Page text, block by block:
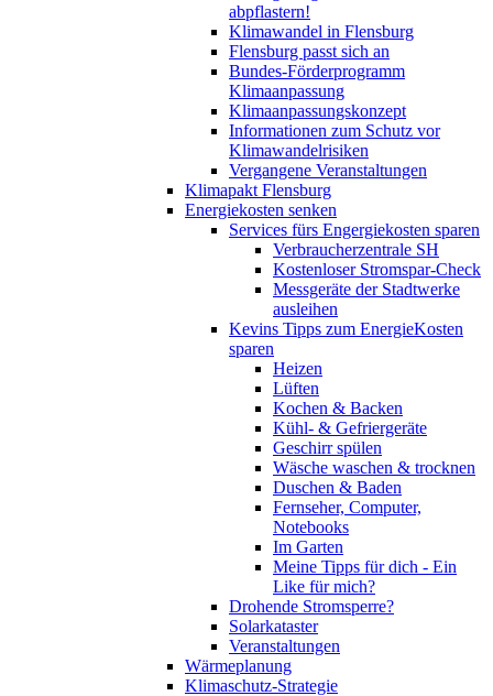
abpflastern!
Klimawandel in Flensburg
Flensburg passt sich an
Bundes-Förderprogramm
Klimaanpassung
Klimaanpassungskonzept
Informationen zum Schutz vor
Klimawandelrisiken
Vergangene Veranstaltungen
Klimapakt Flensburg
Energiekosten senken
Services fürs Engergiekosten sparen
Verbraucherzentrale SH
Kostenloser Stromspar-Check
Messgeräte der Stadtwerke
ausleihen
Kevins Tipps zum EnergieKosten
sparen
Heizen
Lüften
Kochen & Backen
Kühl- & Gefriergeräte
Geschirr spülen
Wäsche waschen & trocknen
Duschen & Baden
Fernseher, Computer,
Notebooks
Im Garten
Meine Tipps für dich - Ein
Like für mich?
Drohende Stromsperre?
Solarkataster
Veranstaltungen
Wärmeplanung
Klimaschutz-Strategie